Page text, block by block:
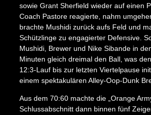
sowie Grant Sherfield wieder auf einen
Coach Pastore reagierte, nahm
brachte Mushidi zurück aufs Feld und
Schützlinge zu engagierter Defensive.
Mushidi, Brewer und Nike Sibande in
Minuten gleich dreimal den Ball, was
12:3-Lauf bis zur letzten Viertelpause
einem spektakulären Alley-Oop-Dunk
Aus dem 70:60 machte die „Orange
Schlussabschnitt dann binnen fünf